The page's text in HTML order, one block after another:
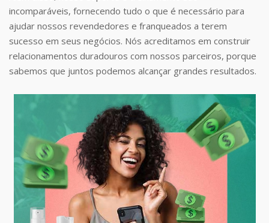
incomparáveis, fornecendo tudo o que é necessário para
ajudar nossos revendedores e franqueados a terem
sucesso em seus negócios. Nós acreditamos em construir
relacionamentos duradouros com nossos parceiros, porque
sabemos que juntos podemos alcançar grandes resultados.